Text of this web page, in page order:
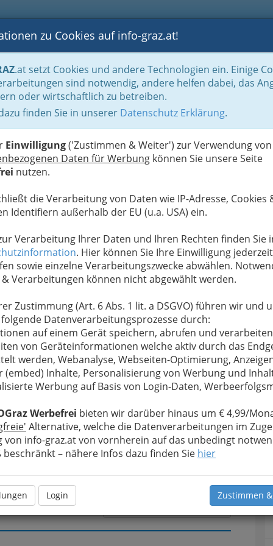
BLOGS FOTOS GASTRONOMIE BRANCHEN
zu Cookies auf info-graz.at!
.at setzt Cookies und andere Technologien ein. Einige
sind notwendig, andere helfen dabei, das
oder wirtschaftlich zu betreiben.
finden Sie in unserer Datenschutz Erklärung.
Einwilligung('Zustimmen & Weiter') zur Verwendung von
Daten für Werbung können Sie unsere Seite
nutzen.
die Verarbeitung von Daten wie IP-Adresse, Cookies
Identifiern außerhalb der EU (u.a. USA) ein.
Verarbeitung Ihrer Daten und Ihren Rechten finden Sie
. Hier können Sie Ihre Einwilligung jederzeit
sowie einzelne Verarbeitungszwecke abwählen.
& Verarbeitungen können nicht abgewählt werden.
Zustimmung (Art. 6 Abs. 1 lit. a DSGVO) führen wir und
Datenverarbeitungsprozesse durch:
auf einem Gerät speichern, abrufen und
von Geräteinformationen welche aktiv durch das
werden, Webanalyse, Webseiten-Optimierung,
(embed) Inhalte, Personalisierung von Werbung und
Werbung auf Basis von Login-Daten,
Werbefrei bieten wir darüber hinaus um € 4,99/
Alternative, welche die Datenverarbeitungen im
von info-graz.at von vornherein auf das unbedingt
beschränkt – nähere Infos dazu finden Sie hier
Login Zustimmen
Fachärztinnen Gynäkologe / Gynäkologin - Frauenheilkunde und
bewahren, verwenden wir an dieser Stelle zur
Ihre Nachricht wird nach dem Absenden
Hannes weitergeleitet.
Meine Nachricht
Meine Nachricht senden